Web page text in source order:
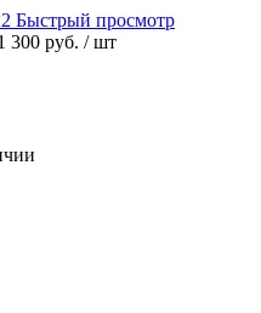
Быстрый просмотр
300 руб. / шт